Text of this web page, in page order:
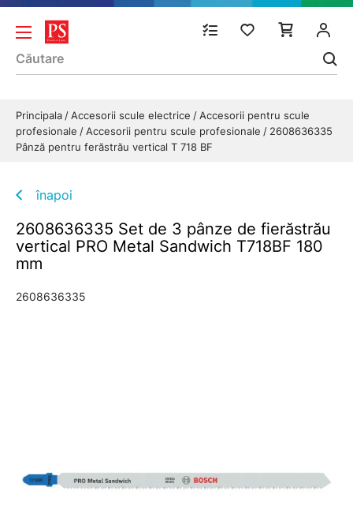
Principala Accesorii scule electrice
Accesorii pentru scule
profesionale
Accesorii pentru scule profesionale
2608636335
Pânză pentru ferăstrău vertical T 718 BF
înapoi
2608636335 Set de 3 pânze de fierăstrău
vertical PRO Metal Sandwich T718BF 180
mm
2608636335